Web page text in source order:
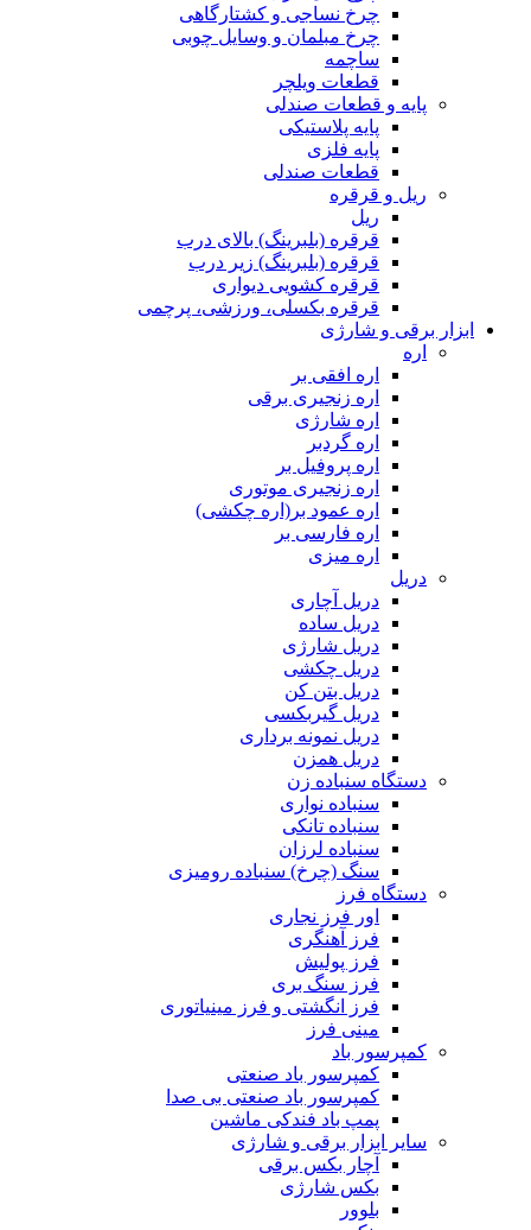
چرخ نساجی و کشتارگاهی
چرخ مبلمان و وسایل چوبی
ساچمه
قطعات ویلچر
پایه و قطعات صندلی
پایه پلاستیکی
پایه فلزی
قطعات صندلی
ریل و قرقره
ریل
قرقره (بلبرینگ) بالای درب
قرقره (بلبرینگ) زیر درب
قرقره کشویی دیواری
قرقره بکسلی، ورزشی، پرچمی
ابزار برقی و شارژی
اره
اره افقی بر
اره زنجیری برقی
اره شارژی
اره گردبر
اره پروفیل بر
اره زنجیری موتوری
اره عمود بر(اره چکشی)
اره فارسی بر
اره میزی
دریل
دریل آچاری
دریل ساده
دریل شارژی
دریل چکشی
دریل بتن کن
دریل گیربکسی
دریل نمونه برداری
دریل همزن
دستگاه سنباده زن
سنباده نواری
سنباده تانکی
سنباده لرزان
سنگ (چرخ) سنباده رومیزی
دستگاه فرز
اور فرز نجاری
فرز آهنگری
فرز پولیش
فرز سنگ بری
فرز انگشتی و فرز مینیاتوری
مینی فرز
کمپرسور باد
کمپرسور باد صنعتی
کمپرسور باد صنعتی بی صدا
پمپ باد فندکی ماشین
سایر ابزار برقی و شارژی
آچار بکس برقی
بکس شارژی
بلوور